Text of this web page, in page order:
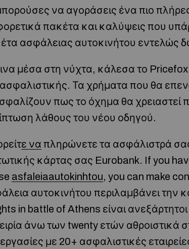
να αγοράσεις ένα πιο
πακέτα και καλύψεις που
ασφάλειας αυτοκινήτου εντελώς
μέσα στη νύχτα, κάλεσα το
Τα χρήματα που θα
πως το όχημα θα χρειαστεί
λάθους του νέου οδηγού.
ε να πληρώνετε τα ασφάλιστρά
κάρτας σας Eurobank. If you
asfaleiaautokinhtou, you can make
αυτοκινήτου περιλαμβάνει την
in battle of Athens είναι
άνω των twenty ετών αθροιστικά
με 20+ ασφαλιστικές